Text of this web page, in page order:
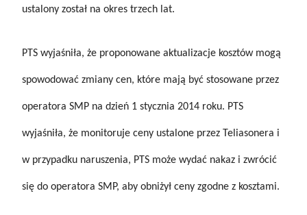
ustalony został na okres trzech lat.
PTS wyjaśniła, że proponowane aktualizacje kosztów mogą
spowodować zmiany cen, które mają być stosowane przez
operatora SMP na dzień 1 stycznia 2014 roku. PTS
wyjaśniła, że monitoruje ceny ustalone przez Teliasonera i
w przypadku naruszenia, PTS może wydać nakaz i zwrócić
się do operatora SMP, aby obniżył ceny zgodne z kosztami.